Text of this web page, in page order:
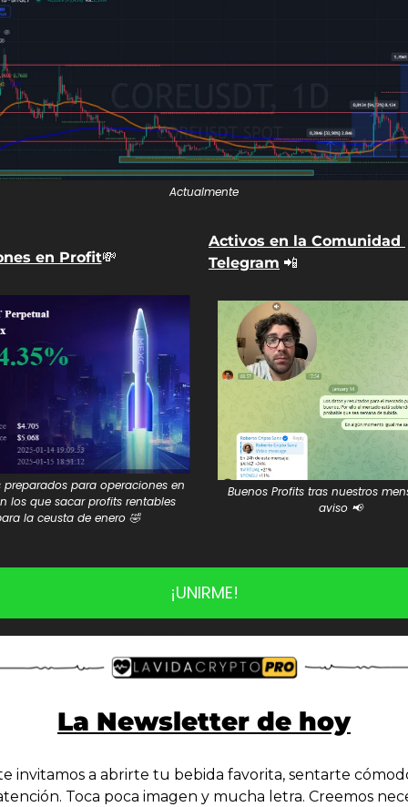
Actualmente
en Profit💸
preparados para operaciones en
los que sacar profits rentables
la ceusta de enero 🤣
Activos en la Comunidad
Telegram 📲
Buenos Profits tras nuestros
aviso 📢
¡UNIRME!
La Newsletter de hoy
invitamos a abrirte tu bebida favorita, sentarte
Toca poca imagen y mucha letra. Creemos